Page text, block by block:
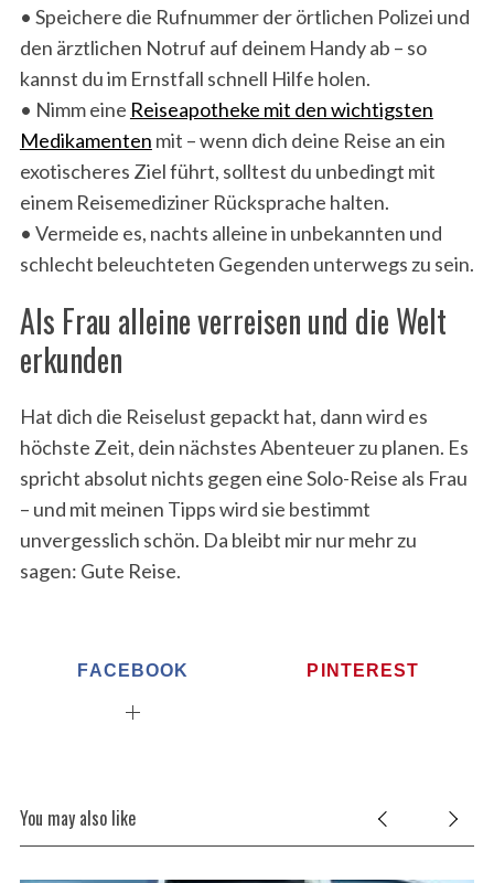
• Speichere die Rufnummer der örtlichen Polizei und
den ärztlichen Notruf auf deinem Handy ab – so
kannst du im Ernstfall schnell Hilfe holen.
• Nimm eine Reiseapotheke mit den wichtigsten
Medikamenten mit – wenn dich deine Reise an ein
exotischeres Ziel führt, solltest du unbedingt mit
einem Reisemediziner Rücksprache halten.
• Vermeide es, nachts alleine in unbekannten und
schlecht beleuchteten Gegenden unterwegs zu sein.
Als Frau alleine verreisen und die Welt
erkunden
Hat dich die Reiselust gepackt hat, dann wird es
höchste Zeit, dein nächstes Abenteuer zu planen. Es
spricht absolut nichts gegen eine Solo-Reise als Frau
– und mit meinen Tipps wird sie bestimmt
unvergesslich schön. Da bleibt mir nur mehr zu
sagen: Gute Reise.
FACEBOOK PINTEREST
You may also like